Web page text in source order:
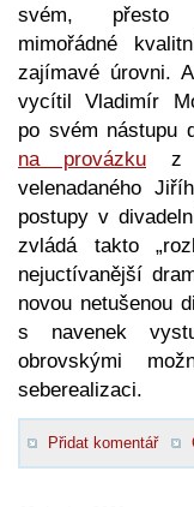
svém,
mimořádné
zajímavé úrovni.
vycítil Vladimír
po svém nástupu
na provázku z
velenadaného
postupy v
zvládá takto
nejuctívanější
novou netušenou
s navenek
obrovskými
seberealizaci.
Přidat komentář